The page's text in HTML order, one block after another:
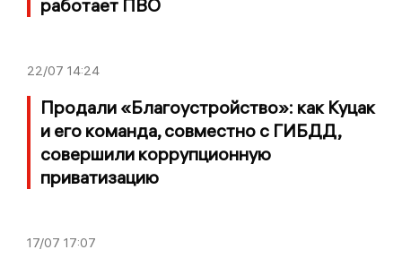
работает ПВО
22/07 14:24
Продали «Благоустройство»: как Куцак
и его команда, совместно с ГИБДД,
совершили коррупционную
приватизацию
17/07 17:07